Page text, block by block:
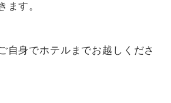
ます。
自身でホテルまでお越しくださ